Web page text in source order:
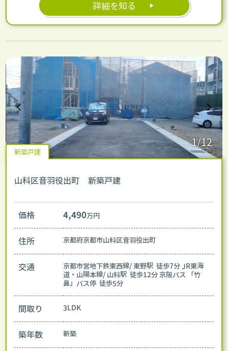
詳細を知る
1/12
新築戸建
山科区音羽役出町 新築戸建
価格 4,490万円
住所 京都府京都市山科区音羽役出町
交通 京都市営地下鉄東西線/ 東野駅 徒歩7分 JR東海
道・山陽本線/ 山科駅 徒歩12分 京阪バス 「竹
鼻」バス停 徒歩5分
間取り 3LDK
築年数 新築